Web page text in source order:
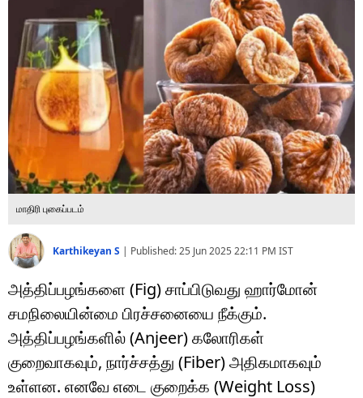
ஹெஃல்த்
ஷார்ட் வீடியோஸ்
வலை கதைகள்
போட்டோ கேலரி
மாதிரி புகைப்படம்
Karthikeyan S | Published:25 Jun 2025 22:11 PM IST
அத்திப்பழங்களை (Fig) சாப்பிடுவது ஹார்மோன்
சமநிலையின்மை பிரச்சனையை நீக்கும்.
அத்திப்பழங்களில் (Anjeer) கலோரிகள்
குறைவாகவும், நார்ச்சத்து (Fiber) அதிகமாகவும்
உள்ளன. எனவே எடை குறைக்க (Weight Loss)